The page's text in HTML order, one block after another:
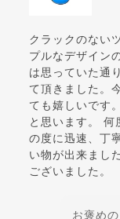
クラックのない
プルなデザイン
は思っていた通
て頂きました。
ても嬉しいです
と思います。 何
の度に迅速、丁
い物が出来まし
ございました。
お褒め